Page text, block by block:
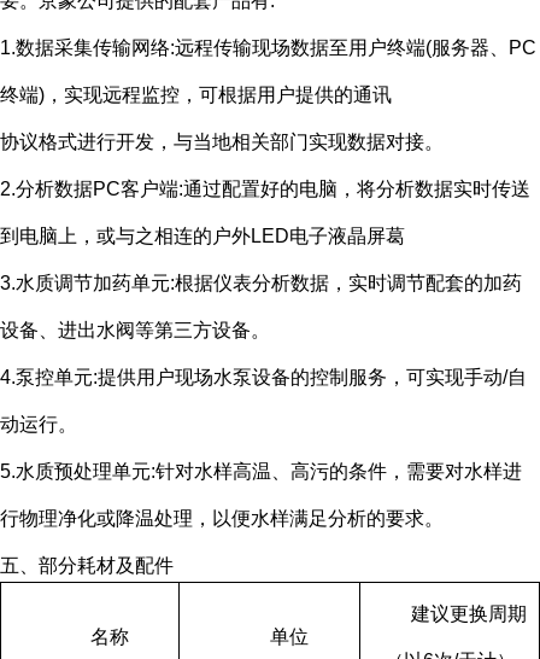
1.数据采集传输网络:远程传输现场数据至用户终端(服务器、 PC
终端) ，实现远程监控，可根据用户提供的通讯
协议格式进行开发，与当地相关部门实现数据对接。
2.分析数据PC客户端:通过配置好的电脑，将分析数据实时传送
到电脑上，或与之相连的户外LED电子液晶屏葛
3.水质调节加药单元:根据仪表分析数据，实时调节配套的加药
设备、进出水阀等第三方设备。
4.泵控单元:提供用户现场水泵设备的控制服务，可实现手动/自
动运行。
5.水质预处理单元:针对水样高温、高污的条件，需要对水样进
行物理净化或降温处理，以便水样满足分析的要求。
五、部分耗材及配件
名称 单位
建议更换周期